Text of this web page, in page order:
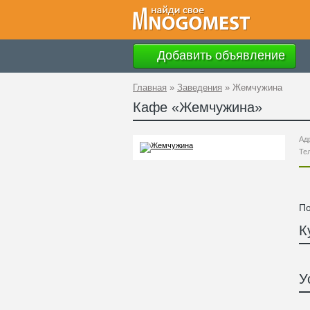
Добавить объявление
Главная » Заведения » Жемчужина
Кафе «Жемчужина»